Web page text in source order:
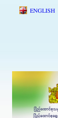
Skip to main content
ENGLISH